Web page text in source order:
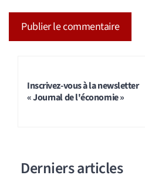
Inscrivez-vous à la newsletter
« Journal de l'économie »
Derniers articles